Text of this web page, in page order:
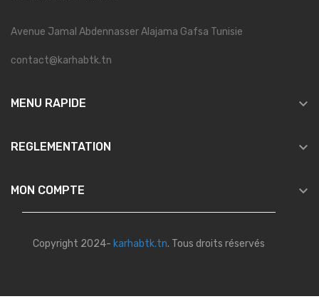
Avenue Jamal Abdennasser Alajama Gafsa Tunisie
contact@karhabtk.tn
MENU RAPIDE 
REGLEMENTATION 
MON COMPTE 
Copyright 2024- karhabtk.tn. Tous droits réservés